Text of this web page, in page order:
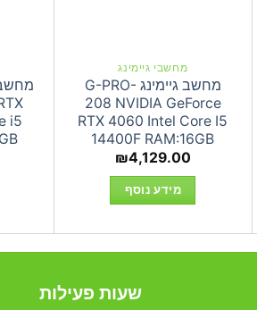
מחשבי גיימינג
מחשב גיימינג G-PRO-
208 NVIDIA GeForce
RTX 4060 Intel Core I5
14400F RAM:16GB
₪4,129.00
מידע נוסף
i5
שעות פעילות